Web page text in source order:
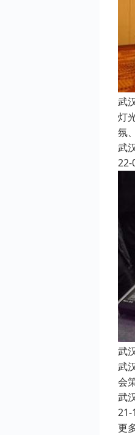
武
灯
氛
武
22-
武
武
会
武
21-
更